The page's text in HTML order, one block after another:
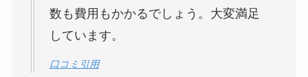
数も費用もかかるでしょう。大変満足
しています。
口コミ引用